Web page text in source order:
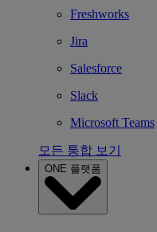
Freshworks
Jira
Salesforce
Slack
Microsoft Teams
모든 통합 보기
ONE 플랫폼